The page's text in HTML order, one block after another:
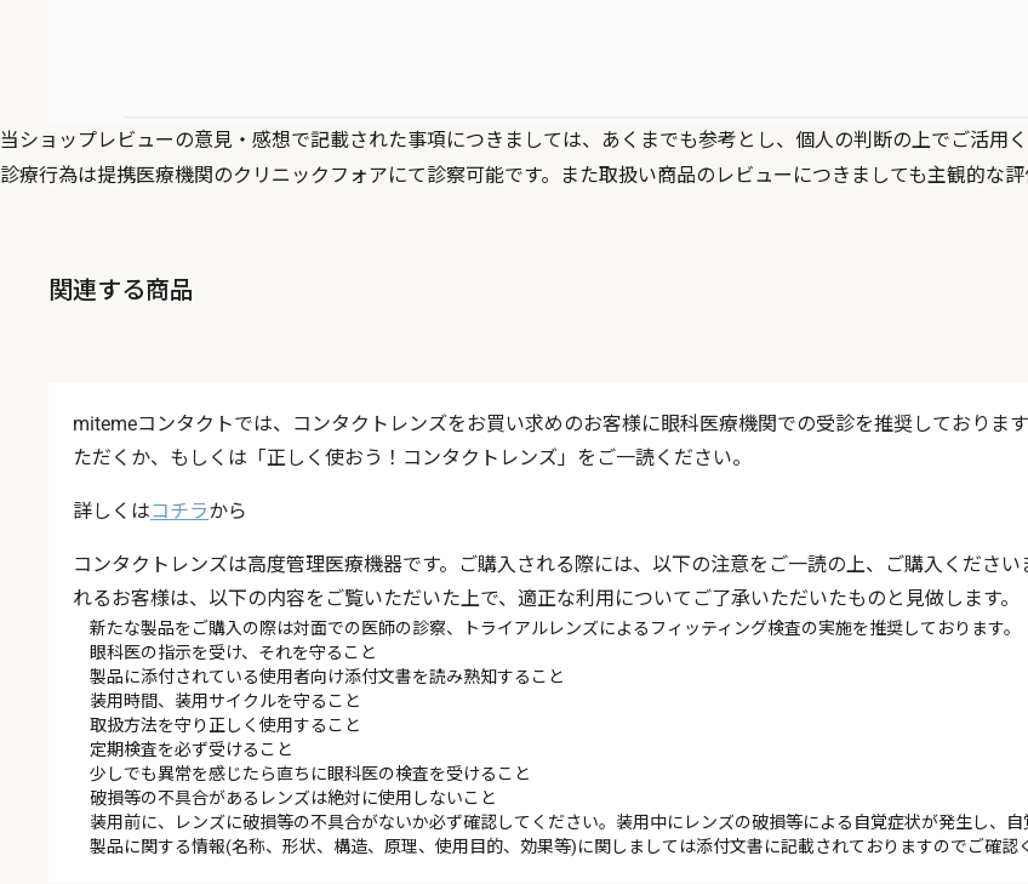
当ショップレビューの意見・感想で記載された事項につきましては、あくまでも参考とし、個人の判断の上でご活用
診療行為は提携医療機関のクリニックフォアにて診察可能です。また取扱い商品のレビューにつきましても主観的な
関連する商品
mitemeコンタクトでは、コンタクトレンズをお買い求めのお客様に眼科医療機関での受診を推奨しておりま
ただくか、もしくは「正しく使おう！コンタクトレンズ」をご一読ください。
詳しくはコチラから
コンタクトレンズは高度管理医療機器です。ご購入される際には、以下の注意をご一読の上、ご購入くださ
れるお客様は、以下の内容をご覧いただいた上で、適正な利用についてご了承いただいたものと見做します。
新たな製品をご購入の際は対面での医師の診察、トライアルレンズによるフィッティング検査の実施を推奨しております。
眼科医の指示を受け、それを守ること
製品に添付されている使用者向け添付文書を読み熟知すること
装用時間、装用サイクルを守ること
取扱方法を守り正しく使用すること
定期検査を必ず受けること
少しでも異常を感じたら直ちに眼科医の検査を受けること
破損等の不具合があるレンズは絶対に使用しないこと
装用前に、レンズに破損等の不具合がないか必ず確認してください。装用中にレンズの破損等による自覚症状が発生し、
製品に関する情報(名称、形状、構造、原理、使用目的、効果等)に関しましては添付文書に記載されておりますのでご確認